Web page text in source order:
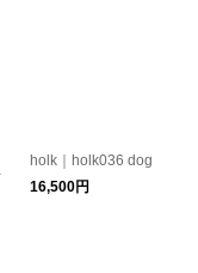
holk｜holk036 dog
16,500円